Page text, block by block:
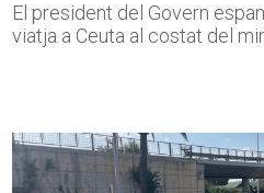
El president del Govern
viatja a Ceuta al costat del